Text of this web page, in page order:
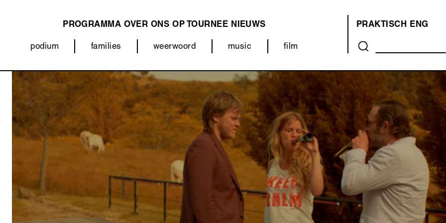
Categorieën
(menu)
podium families weerwoord music film
NAVIGATION
PROGRAMMA OVER ONS OP TOURNEE NIEUWS
OVER
ONS
(MENU)
PRAKTISCH ENG